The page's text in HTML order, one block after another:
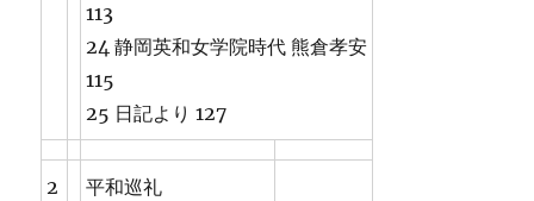
113
24 静岡英和女学院時代 熊倉孝安
115
25 日記より 127
2 平和巡礼